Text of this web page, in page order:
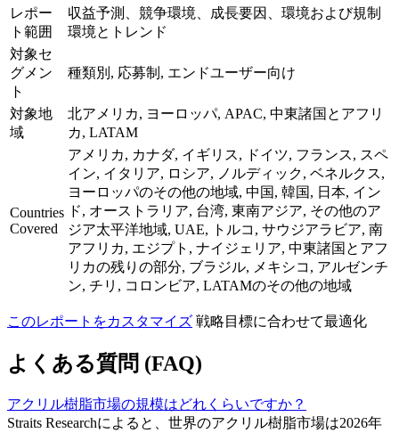
レポー
ト範囲
収益予測、競争環境、成長要因、環境および規制
環境とトレンド
対象セ
グメン
ト
種類別, 応募制, エンドユーザー向け
対象地
域
北アメリカ, ヨーロッパ, APAC, 中東諸国とアフリ
カ, LATAM
Countries
Covered
アメリカ, カナダ, イギリス, ドイツ, フランス, スペ
イン, イタリア, ロシア, ノルディック, ベネルクス,
ヨーロッパのその他の地域, 中国, 韓国, 日本, イン
ド, オーストラリア, 台湾, 東南アジア, その他のア
ジア太平洋地域, UAE, トルコ, サウジアラビア, 南
アフリカ, エジプト, ナイジェリア, 中東諸国とアフ
リカの残りの部分, ブラジル, メキシコ, アルゼンチ
ン, チリ, コロンビア, LATAMのその他の地域
このレポートをカスタマイズ 戦略目標に合わせて最適化
よくある質問 (FAQ)
アクリル樹脂市場の規模はどれくらいですか？
Straits Researchによると、世界のアクリル樹脂市場は2026年